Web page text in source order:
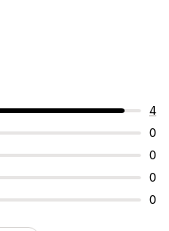
Dashboardit
Liikenteen lähde
4
0
0
0
0